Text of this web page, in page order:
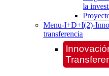
la
Menu-I+D+I(2)-
transferencia